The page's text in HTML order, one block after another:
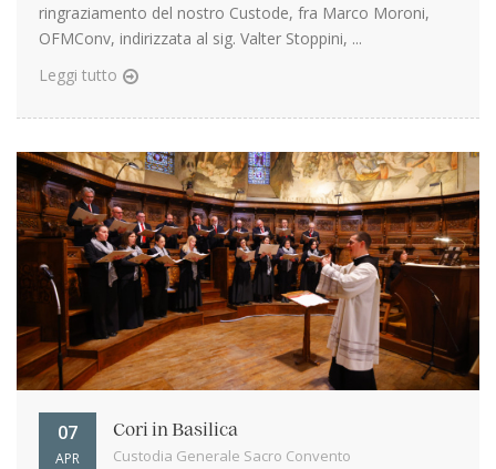
ringraziamento del nostro Custode, fra Marco Moroni,
OFMConv, indirizzata al sig. Valter Stoppini, ...
Leggi tutto
07
APR
Cori in Basilica
Custodia Generale Sacro Convento